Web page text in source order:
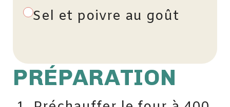
Sel et poivre au goût
PRÉPARATION